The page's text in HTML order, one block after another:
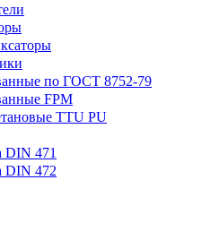
по ГОСТ 8752-79
FPM
TTU PU
DIN 471
DIN 472